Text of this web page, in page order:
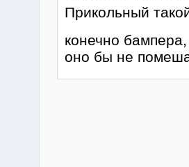
Прикольный
конечно
оно бы не